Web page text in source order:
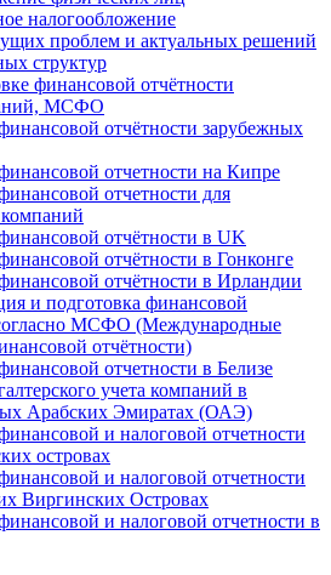
налогообложение
проблем и актуальных решений
структур
финансовой отчётности
МСФО
отчётности зарубежных
отчетности на Кипре
отчетности для
отчётности в UK
отчётности в Гонконге
отчётности в Ирландии
и подготовка финансовой
МСФО (Международные
отчётности)
отчетности в Белизе
учета компаний в
Арабских Эмиратах (ОАЭ)
и налоговой отчетности
островах
и налоговой отчетности
Виргинских Островах
и налоговой отчетности в